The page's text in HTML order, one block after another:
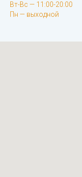
Вт-Вс — 11:00-20:00
Пн — выходной